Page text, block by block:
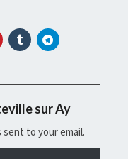
sur Ay
to your email.